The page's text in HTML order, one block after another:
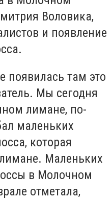
Воловика,
и появление
появилась там это
Мы сегодня
лимане, по-
маленьких
которая
Маленьких
в Молочном
отметала,